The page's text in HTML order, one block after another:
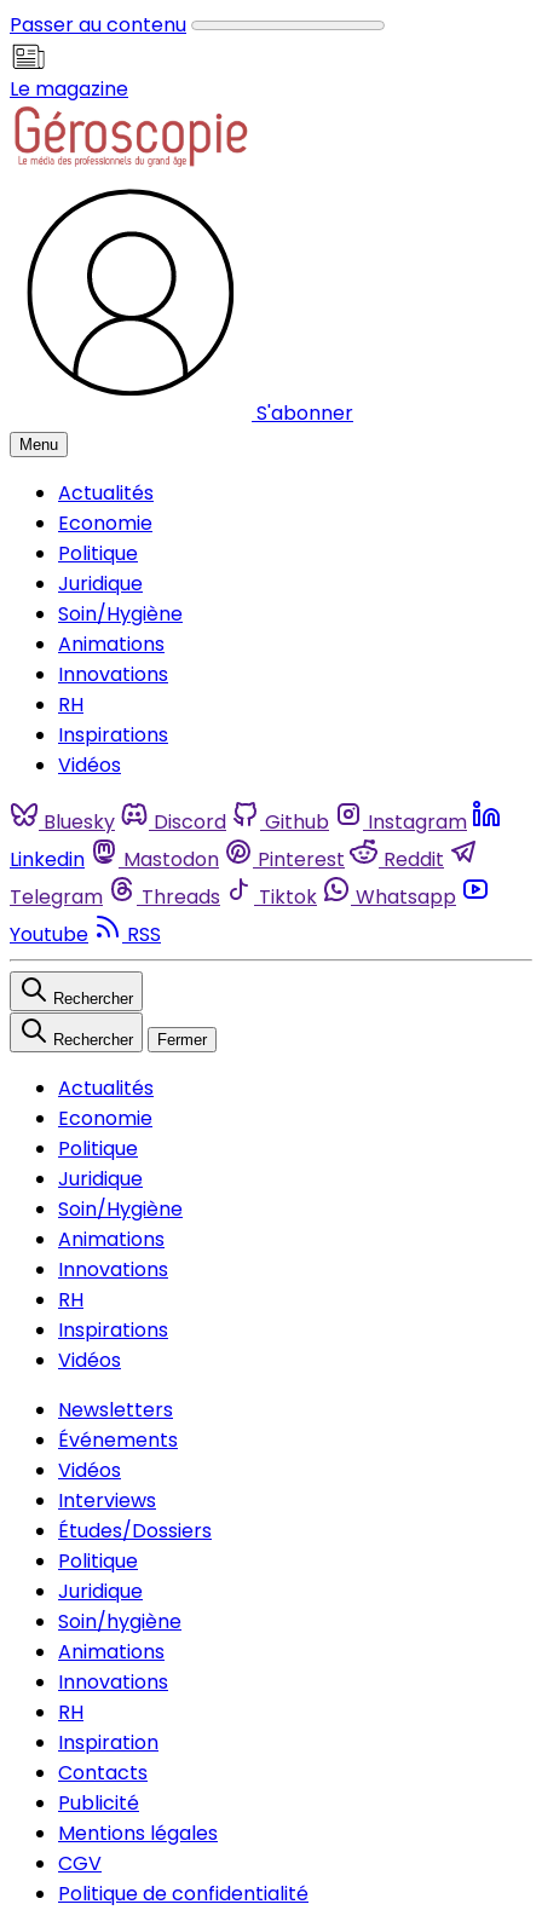
Passer au contenu
Le magazine
S'abonner
Menu
Actualités
Economie
Politique
Juridique
Soin/Hygiène
Animations
Innovations
RH
Inspirations
Vidéos
Bluesky Discord Github
Instagram
Linkedin
Mastodon Pinterest
Reddit
Telegram
Threads Tiktok
Whatsapp
Youtube
RSS
Rechercher
Rechercher Fermer
Actualités
Economie
Politique
Juridique
Soin/Hygiène
Animations
Innovations
RH
Inspirations
Vidéos
Newsletters
Événements
Vidéos
Interviews
Études/Dossiers
Politique
Juridique
Soin/hygiène
Animations
Innovations
RH
Inspiration
Contacts
Publicité
Mentions légales
CGV
Politique de confidentialité
Panneau de gestion des cookies